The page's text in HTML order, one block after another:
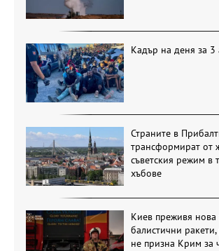
Кадър на деня за 3
Страните в
трансформират от
съветския режим в
хъбове
Киев преживя нова
балистични
не призна Крим за